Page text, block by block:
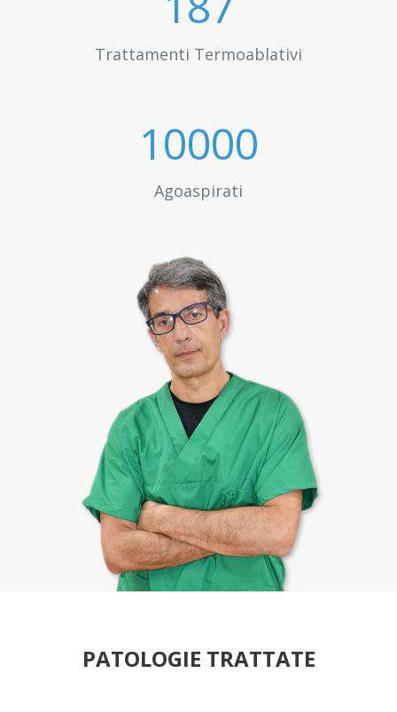
Trattamenti Termoablativi
10000
Agoaspirati
PATOLOGIE TRATTATE